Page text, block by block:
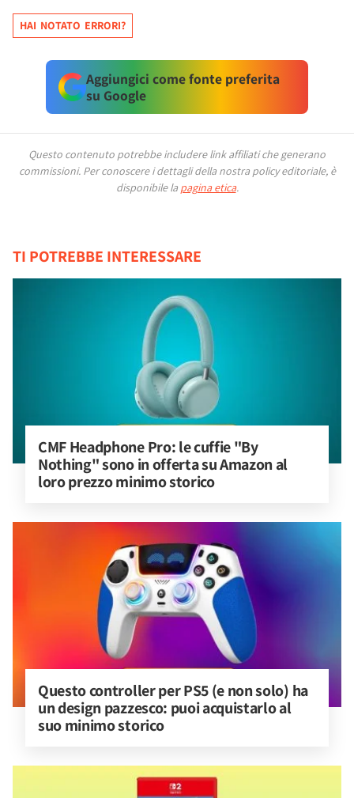
HAI NOTATO ERRORI?
Aggiungici come fonte preferita
su Google
Questo contenuto potrebbe includere link affiliati che generano
commissioni. Per conoscere i dettagli della nostra policy editoriale, è
disponibile la pagina etica.
TI POTREBBE INTERESSARE
CMF Headphone Pro: le cuffie "By
Nothing" sono in offerta su Amazon al
loro prezzo minimo storico
Questo controller per PS5 (e non solo) ha
un design pazzesco: puoi acquistarlo al
suo minimo storico